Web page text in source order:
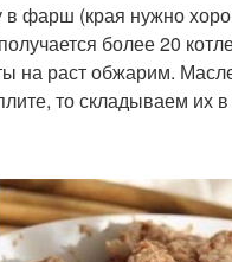
фарш (края нужно
более 20
на раст обжарим.
то складываем их